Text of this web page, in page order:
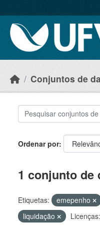
Conjuntos de
Ordenar por
1 conjunto de
Etiquetas: emepenho
liquidação
Licenças: